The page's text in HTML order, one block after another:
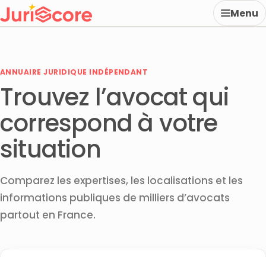
Menu
ANNUAIRE JURIDIQUE INDÉPENDANT
Trouvez l’avocat qui
correspond à votre
situation
Comparez les expertises, les localisations et les
informations publiques de milliers d’avocats
partout en France.